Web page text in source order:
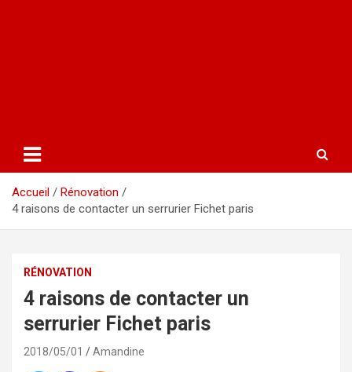
Accueil
Rénovation
4 raisons de contacter un serrurier Fichet paris
RÉNOVATION
4 raisons de contacter un
serrurier Fichet paris
2018/05/01 Amandine